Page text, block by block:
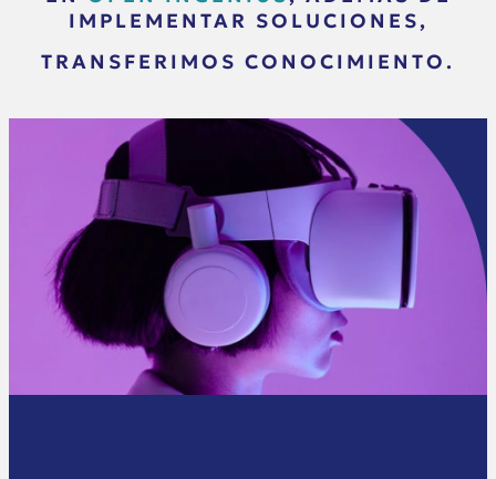
IMPLEMENTAR SOLUCIONES,
TRANSFERIMOS CONOCIMIENTO.